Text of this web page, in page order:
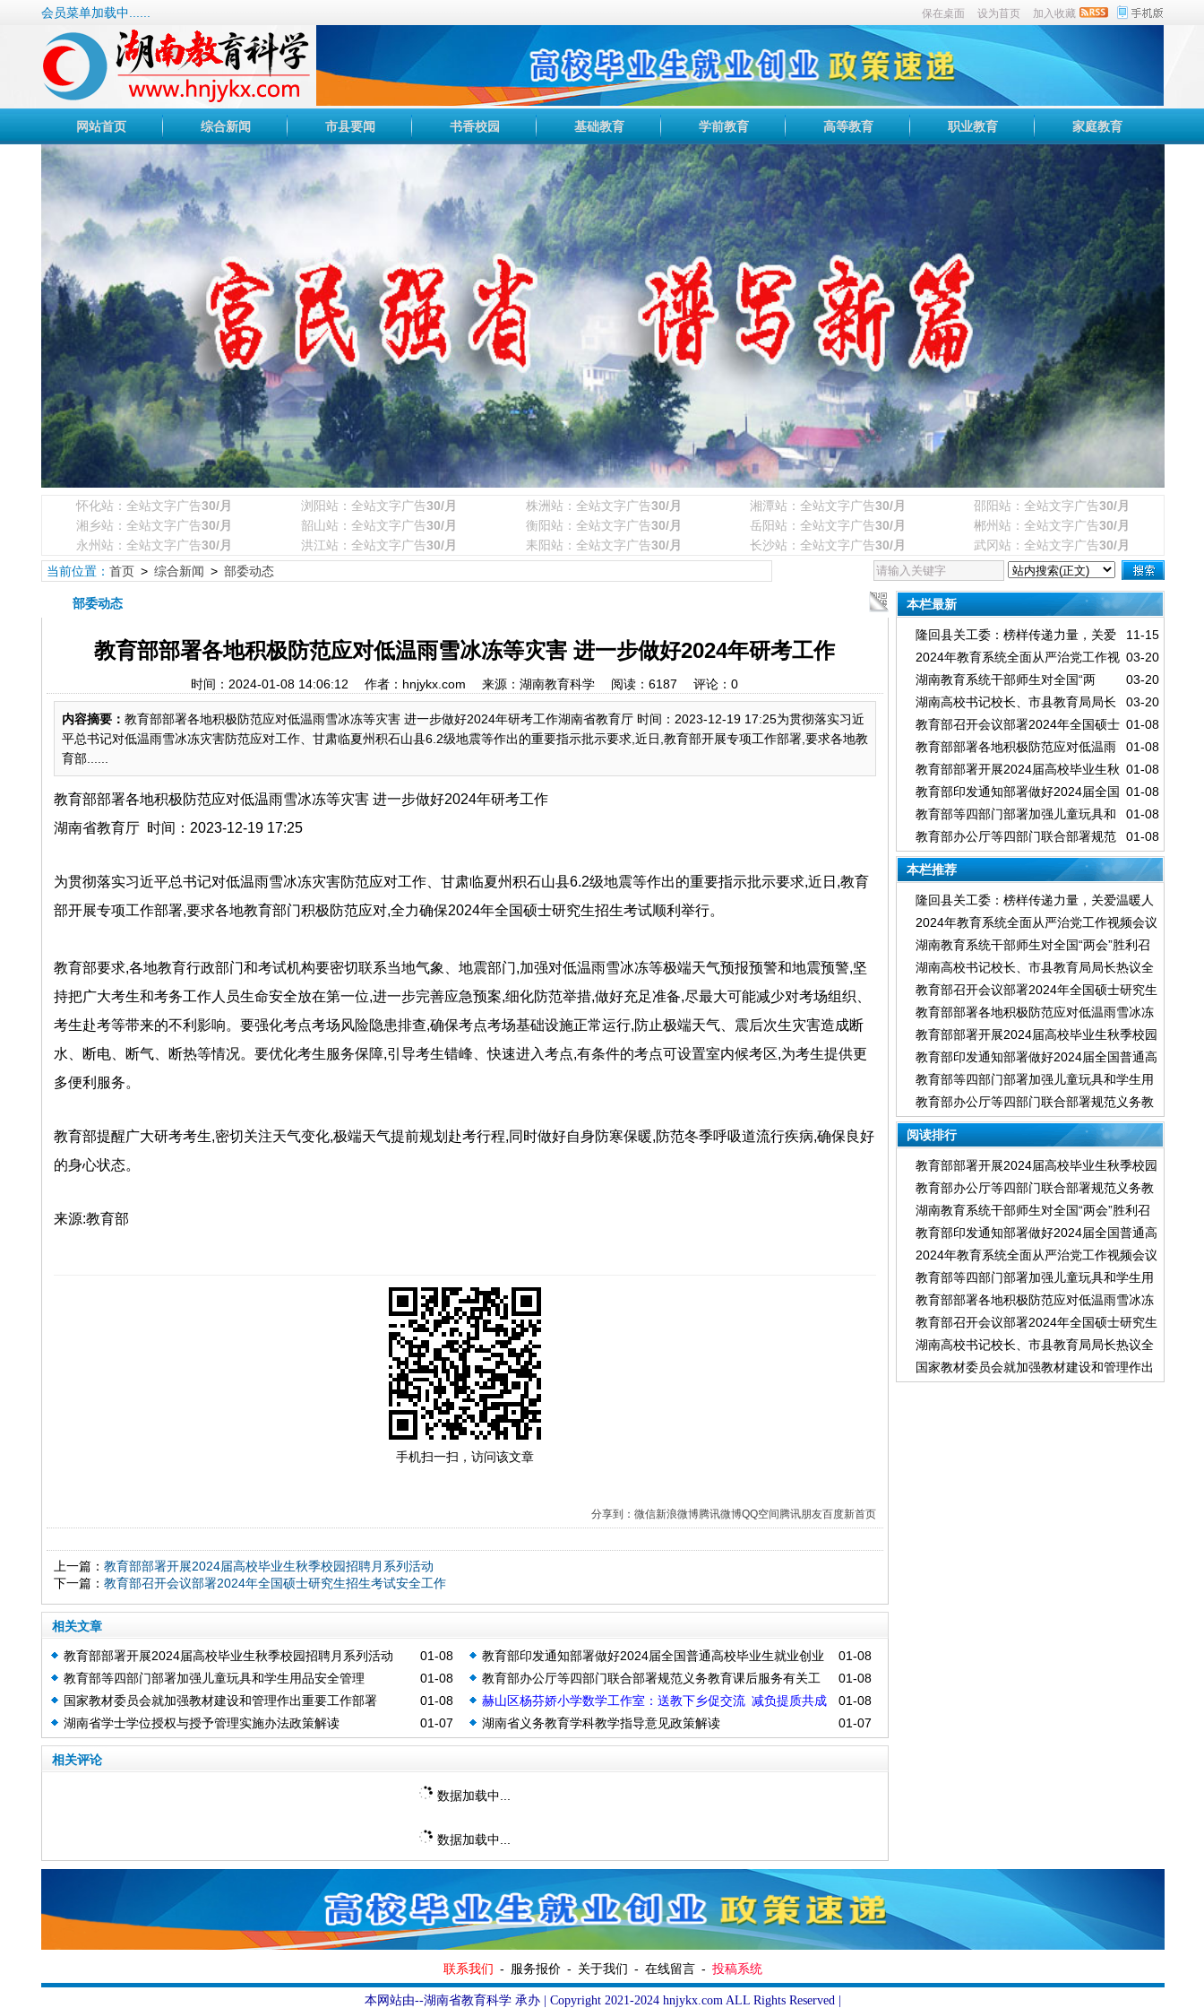
会员菜单加载中...... 保在桌面 设为苜页 加入收藏
网站首页 综合新闻 市县要闻 书香校园 基础教育 学前教育 高等教育 职业教育 家庭教育
怀化站：全站文字广告30/月 浏阳站：全站文字广告30/月 株洲站：全站文字广告30/月 湘潭站：全站文字广告30/月 邵阳站：全站文字广告30/月
湘乡站：全站文字广告30/月 韶山站：全站文字广告30/月 衡阳站：全站文字广告30/月 岳阳站：全站文字广告30/月 郴州站：全站文字广告30/月
永州站：全站文字广告30/月 洪江站：全站文字广告30/月 耒阳站：全站文字广告30/月 长沙站：全站文字广告30/月 武冈站：全站文字广告30/月
当前位置： 首页> 综合新闻 > 部委动态
部委动态
教育部部署各地积极防范应对低温雨雪冰冻等灾害 进一步做好2024年研考工作
时间：2024-01-08 14:06:12 作者：hnjykx.com 来源：湖南教育科学 阅读： 6187 评论： 0
内容摘要： 教育部部署各地积极防范应对低温雨雪冰冻等灾害 进一步做好2024年研考工作湖南省教育厅 时间：2023-12-19 17:25为贯彻落实习近
平总书记对低温雨雪冰冻灾害防范应对工作、甘肃临夏州积石山县6.2级地震等作出的重要指示批示要求,近日,教育部开展专项工作部署,要求各地教
育部......
教育部部署各地积极防范应对低温雨雪冰冻等灾害 进一步做好2024年研考工作
湖南省教育厅 时间：2023-12-19 17:25
为贯彻落实习近平总书记对低温雨雪冰冻灾害防范应对工作、甘肃临夏州积石山县6.2级地震等作出的重要指示批示要求,近日,教育
部开展专项工作部署,要求各地教育部门积极防范应对,全力确保2024年全国硕士研究生招生考试顺利举行。
教育部要求,各地教育行政部门和考试机构要密切联系当地气象、地震部门,加强对低温雨雪冰冻等极端天气预报预警和地震预警,坚
持把广大考生和考务工作人员生命安全放在第一位,进一步完善应急预案,细化防范举措,做好充足准备,尽最大可能减少对考场组织、
考生赴考等带来的不利影响。要强化考点考场风险隐患排查,确保考点考场基础设施正常运行,防止极端天气、震后次生灾害造成断
水、断电、断气、断热等情况。要优化考生服务保障,引导考生错峰、快速进入考点,有条件的考点可设置室内候考区,为考生提供更
多便利服务。
教育部提醒广大研考考生,密切关注天气变化,极端天气提前规划赴考行程,同时做好自身防寒保暖,防范冬季呼吸道流行疾病,确保良好
的身心状态。
来源:教育部
手机扫一扫，访问该文章
分享到： 微信新浪微博腾讯微博QQ空间 腾讯朋友百度新首页
上一篇： 教育部部署开展2024届高校毕业生秋季校园招聘月系列活动
下一篇： 教育部召开会议部署2024年全国硕士研究生招生考试安全工作
相关文章
01-08
教育部部署开展2024届高校毕业生秋季校园招聘月系列活动 01-08
教育部印发通知部署做好2024届全国普通高校毕业生就业创业
工作
01-08
教育部等四部门部署加强儿童玩具和学生用品安全管理 01-08
教育部办公厅等四部门联合部署规范义务教育课后服务有关工
作
01-08
国家教材委员会就加强教材建设和管理作出重要工作部署 01-08
赫山区杨芬娇小学数学工作室：送教下乡促交流 减负提质共成
长
01-07
湖南省学士学位授权与授予管理实施办法政策解读 01-07
湖南省义务教育学科教学指导意见政策解读
相关评论
数据加载中...
数据加载中...
本栏最新
11-15
隆回县关工委：榜样传递力量，关爱
温暖人心
03-20
2024年教育系统全面从严治党工作视
频会议召开
03-20
湖南教育系统干部师生对全国“两
会”胜利召开反响热烈
03-20
湖南高校书记校长、市县教育局局长
热议全国两会教育话题
01-08
教育部召开会议部署2024年全国硕士
研究生招生考试安全工作
01-08
教育部部署各地积极防范应对低温雨
雪冰冻等灾害 进一步做好2024年研考工作
01-08
教育部部署开展2024届高校毕业生秋
季校园招聘月系列活动
01-08
教育部印发通知部署做好2024届全国
普通高校毕业生就业创业工作
01-08
教育部等四部门部署加强儿童玩具和
学生用品安全管理
01-08
教育部办公厅等四部门联合部署规范
义务教育课后服务有关工作
本栏推荐
隆回县关工委：榜样传递力量，关爱温暖人
心
2024年教育系统全面从严治党工作视频会议
召开
湖南教育系统干部师生对全国“两会”胜利召
开反响热烈
湖南高校书记校长、市县教育局局长热议全
国两会教育话题
教育部召开会议部署2024年全国硕士研究生
招生考试安全工作
教育部部署各地积极防范应对低温雨雪冰冻
等灾害 进一步做好2024年研考工作
教育部部署开展2024届高校毕业生秋季校园
招聘月系列活动
教育部印发通知部署做好2024届全国普通高
校毕业生就业创业工作
教育部等四部门部署加强儿童玩具和学生用
品安全管理
教育部办公厅等四部门联合部署规范义务教
育课后服务有关工作
阅读排行
教育部部署开展2024届高校毕业生秋季校园
招聘月系列活动
教育部办公厅等四部门联合部署规范义务教
育课后服务有关工作
湖南教育系统干部师生对全国“两会”胜利召
开反响热烈
教育部印发通知部署做好2024届全国普通高
校毕业生就业创业工作
2024年教育系统全面从严治党工作视频会议
召开
教育部等四部门部署加强儿童玩具和学生用
品安全管理
教育部部署各地积极防范应对低温雨雪冰冻
等灾害 进一步做好2024年研考工作
教育部召开会议部署2024年全国硕士研究生
招生考试安全工作
湖南高校书记校长、市县教育局局长热议全
国两会教育话题
国家教材委员会就加强教材建设和管理作出
联系我们 - 服务报价- 关于我们 - 在线留言- 投稿系统
本网站由--湖南省教育科学 承办 | Copyright 2021-2024 hnjykx.com ALL Rights Reserved |